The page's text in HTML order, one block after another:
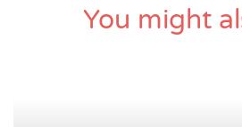
You might